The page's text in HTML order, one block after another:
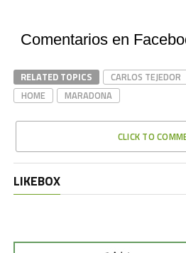
Comentarios en
RELATED TOPICS CARLOS TEJEDOR
HOME
MARADONA
CLICK TO
LIKEBOX